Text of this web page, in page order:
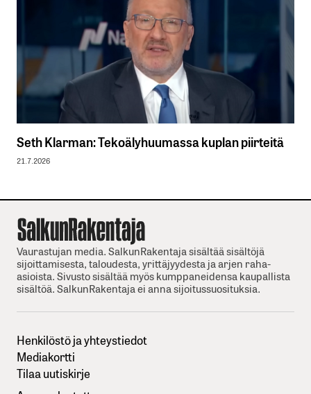
Seth Klarman: Tekoälyhuumassa kuplan piirteitä
21.7.2026
Vaurastujan media. SalkunRakentaja sisältää sisältöjä
sijoittamisesta, taloudesta, yrittäjyydesta ja arjen raha-
asioista. Sivusto sisältää myös kumppaneidensa kaupallista
sisältöä. SalkunRakentaja ei anna sijoitussuosituksia.
Henkilöstö ja yhteystiedot
Mediakortti
Tilaa uutiskirje